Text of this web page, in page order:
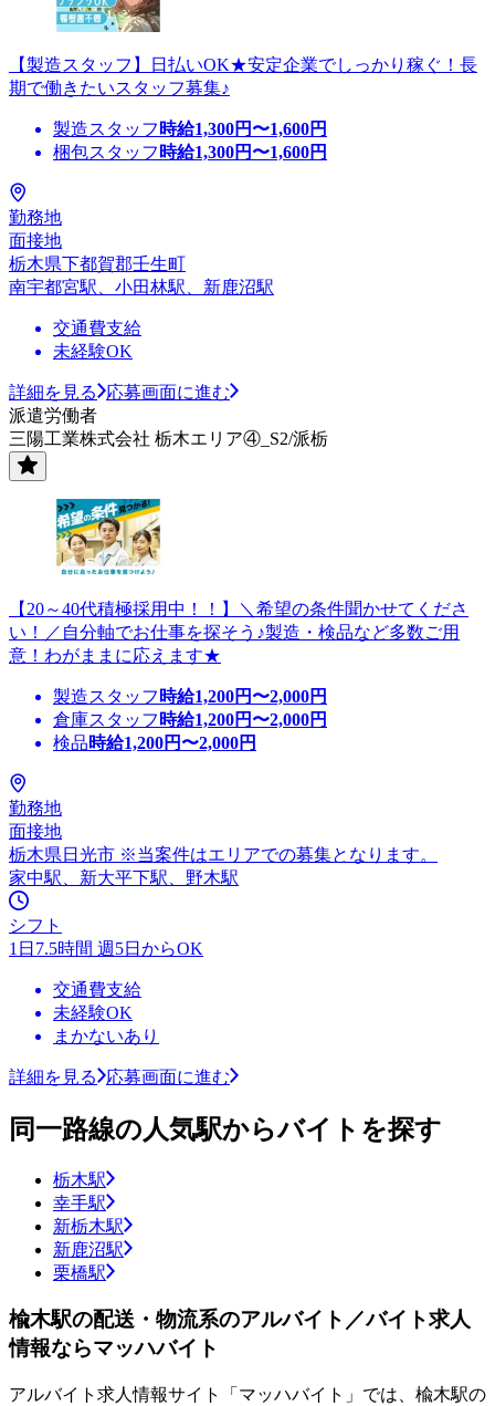
【製造スタッフ】日払いOK★安定企業でしっかり稼ぐ！長
期で働きたいスタッフ募集♪
製造スタッフ 時給1,300円〜1,600円
梱包スタッフ 時給1,300円〜1,600円
勤務地
面接地
栃木県下都賀郡壬生町
南宇都宮駅、小田林駅、新鹿沼駅
交通費支給
未経験OK
詳細を見る
応募画面に進む
派遣労働者
三陽工業株式会社 栃木エリア④_S2/派栃
【20～40代積極採用中！！】＼希望の条件聞かせてくださ
い！／自分軸でお仕事を探そう♪製造・検品など多数ご用
意！わがままに応えます★
製造スタッフ 時給1,200円〜2,000円
倉庫スタッフ 時給1,200円〜2,000円
検品時給1,200円〜2,000円
勤務地
面接地
栃木県日光市 ※当案件はエリアでの募集となります。
家中駅、新大平下駅、野木駅
シフト
1日7.5時間 週5日からOK
交通費支給
未経験OK
まかないあり
詳細を見る 応募画面に進む
同一路線の人気駅からバイトを探す
栃木駅
幸手駅
新栃木駅
新鹿沼駅
栗橋駅
楡木駅の配送・物流系のアルバイト／バイト求人
情報ならマッハバイト
アルバイト求人情報サイト「マッハバイト」では、楡木駅の